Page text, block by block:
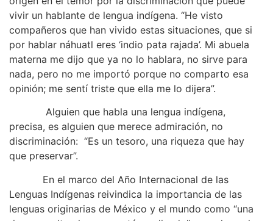
vivir un hablante de lengua indígena. “He visto
compañeros que han vivido estas situaciones, que si
por hablar náhuatl eres ‘indio pata rajada’. Mi abuela
materna me dijo que ya no lo hablara, no sirve para
nada, pero no me importó porque no comparto esa
opinión; me sentí triste que ella me lo dijera”.
Alguien que habla una lengua indígena,
precisa, es alguien que merece admiración, no
discriminación: “Es un tesoro, una riqueza que hay
que preservar”.
En el marco del Año Internacional de las
Lenguas Indígenas reivindica la importancia de las
lenguas originarias de México y el mundo como “una